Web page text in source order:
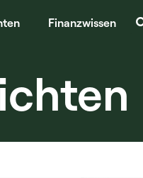
Finanzwissen